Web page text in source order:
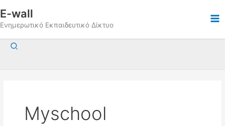
στο
περιεχόμενο
E-wall
Ενημερωτικό Εκπαιδευτικό Δίκτυο
Αναζήτηση
Myschool